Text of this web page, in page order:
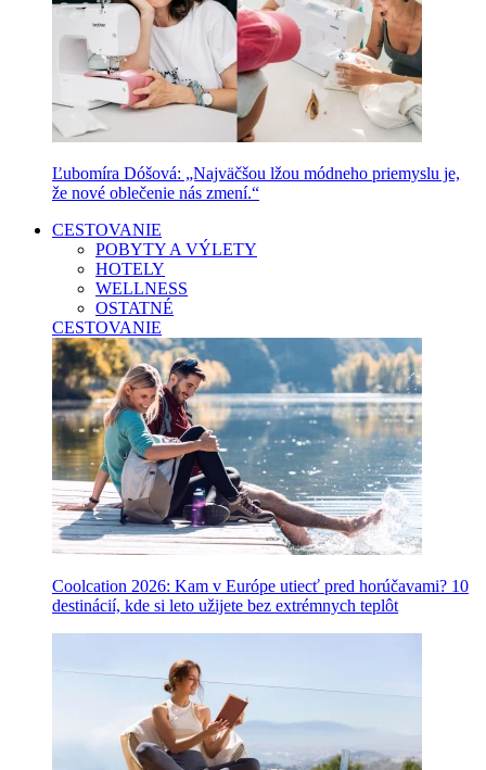
Ľubomíra Dóšová: „Najväčšou lžou módneho priemyslu je,
že nové oblečenie nás zmení.“
CESTOVANIE
POBYTY A VÝLETY
HOTELY
WELLNESS
OSTATNÉ
CESTOVANIE
Coolcation 2026: Kam v Európe utiecť pred horúčavami? 10
destinácií, kde si leto užijete bez extrémnych teplôt